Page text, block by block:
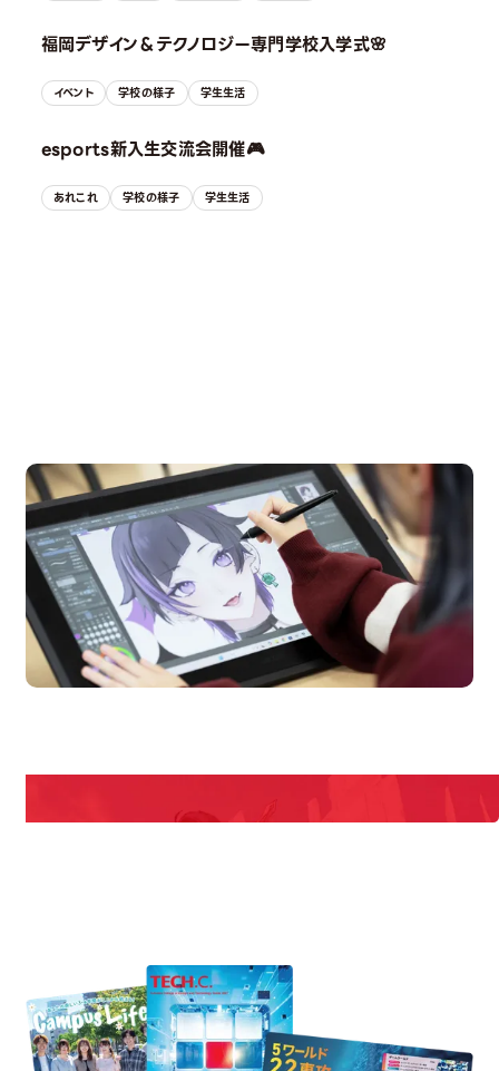
福岡デザイン＆テクノロジー専門学校入学式🌸
イベント 学校の様子 学生生活
esports新入生交流会開催🎮
あれこれ 学校の様子 学生生活
Campus